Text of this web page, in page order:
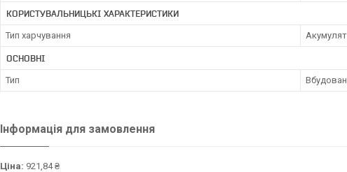
КОРИСТУВАЛЬНИЦЬКІ ХАРАКТЕРИСТИКИ
Тип харчування
ОСНОВНІ
Тип
Інформація для замовлення
Ціна: 921,84 ₴